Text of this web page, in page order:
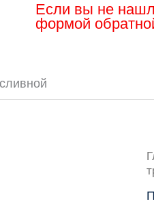
Если вы не
формой